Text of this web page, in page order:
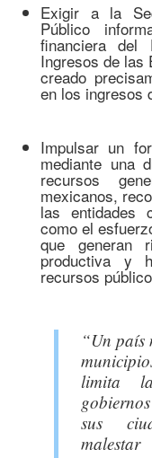
Exigir a la
Público
financiera del
Ingresos de las
creado
en los ingresos
Impulsar un
mediante una
recursos
mexicanos,
las entidades
como el
que generan
productiva y
recursos
“Un país
limita
sus